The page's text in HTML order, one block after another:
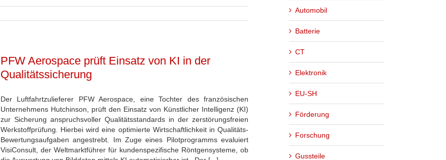
PFW Aerospace prüft Einsatz von KI in der
Qualitätssicherung
Der Luftfahrtzulieferer PFW Aerospace, eine Tochter des französischen
Unternehmens Hutchinson, prüft den Einsatz von Künstlicher Intelligenz (KI)
zur Sicherung anspruchsvoller Qualitätsstandards in der zerstörungsfreien
Werkstoffprüfung. Hierbei wird eine optimierte Wirtschaftlichkeit in Qualitäts-
Bewertungsaufgaben angestrebt. Im Zuge eines Pilotprogramms evaluiert
VisiConsult, der Weltmarktführer für kundenspezifische Röntgensysteme, ob
Automobil
Batterie
CT
Elektronik
EU-SH
Förderung
Forschung
Gussteile